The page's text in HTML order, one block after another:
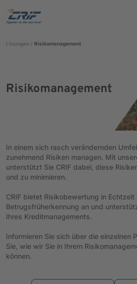
Lösungen Risikomanagement
Risikomanagement
In einem sich rasch verändernden
zunehmend Risiken managen. Mit
unterstützt Sie CRIF dabei, diese
und zu minimieren.
CRIF bietet Risikobewertung in Echtzeit
Betrugsfrüherkennung an und
Ihres Kreditmanagements.
Informieren Sie sich über die einzelnen
Sie, wie wir Sie in Ihrem
können.